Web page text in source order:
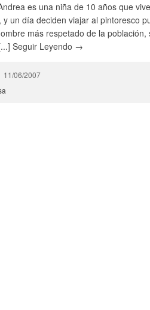
es una niña de 10 años que
un día deciden viajar al pintoresco
más respetado de la
Seguir Leyendo →
11/06/2007